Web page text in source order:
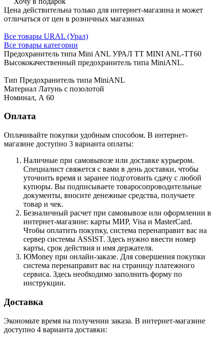
Цена действительна только для интернет-магазина и может
отличаться от цен в розничных магазинах
Все товары URAL (Урал)
Все товары категории
Предохранитель типа Mini ANL УРАЛ ТТ MINI ANL-ТТ60
Высококачественный предохранитель типа MiniANL.
Тип Предохранитель типа MiniANL
Материал Латунь с позолотой
Номинал, А 60
Оплата
Оплачивайте покупки удобным способом. В интернет-
магазине доступно 3 варианта оплаты:
Наличные при самовывозе или доставке курьером.
Специалист свяжется с вами в день доставки, чтобы
уточнить время и заранее подготовить сдачу с любой
купюры. Вы подписываете товаросопроводительные
документы, вносите денежные средства, получаете
товар и чек.
Безналичный расчет при самовывозе или оформлении в
интернет-магазине: карты МИР, Visa и MasterCard.
Чтобы оплатить покупку, система перенаправит вас на
сервер системы ASSIST. Здесь нужно ввести номер
карты, срок действия и имя держателя.
ЮMoney при онлайн-заказе. Для совершения покупки
система перенаправит вас на страницу платежного
сервиса. Здесь необходимо заполнить форму по
инструкции.
Доставка
Экономьте время на получении заказа. В интернет-магазине
доступно 4 варианта доставки: